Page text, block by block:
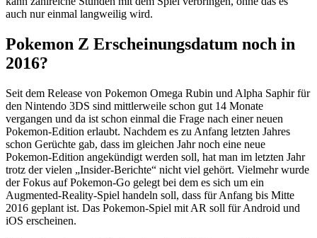
auch nur einmal langweilig wird.
Pokemon Z Erscheinungsdatum noch in
2016?
Seit dem Release von Pokemon Omega Rubin und Alpha Saphir für
den Nintendo 3DS sind mittlerweile schon gut 14 Monate
vergangen und da ist schon einmal die Frage nach einer neuen
Pokemon-Edition erlaubt. Nachdem es zu Anfang letzten Jahres
schon Gerüchte gab, dass im gleichen Jahr noch eine neue
Pokemon-Edition angekündigt werden soll, hat man im letzten Jahr
trotz der vielen „Insider-Berichte“ nicht viel gehört. Vielmehr wurde
der Fokus auf Pokemon-Go gelegt bei dem es sich um ein
Augmented-Reality-Spiel handeln soll, dass für Anfang bis Mitte
2016 geplant ist. Das Pokemon-Spiel mit AR soll für Android und
iOS erscheinen.